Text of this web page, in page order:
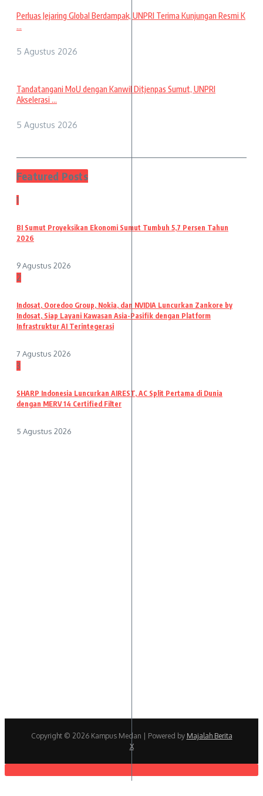
Perluas Jejaring Global Berdampak, UNPRI Terima Kunjungan Resmi K
...
5 Agustus 2026
Tandatangani MoU dengan Kanwil Ditjenpas Sumut, UNPRI
Akselerasi ...
5 Agustus 2026
Featured Posts
1
BI Sumut Proyeksikan Ekonomi Sumut Tumbuh 5,7 Persen Tahun
2026
9 Agustus 2026
2
Indosat, Ooredoo Group, Nokia, dan NVIDIA Luncurkan Zankore by
Indosat, Siap Layani Kawasan Asia-Pasifik dengan Platform
Infrastruktur AI Terintegerasi
7 Agustus 2026
3
SHARP Indonesia Luncurkan AIREST, AC Split Pertama di Dunia
dengan MERV 14 Certified Filter
5 Agustus 2026
Copyright © 2026 Kampus Medan | Powered by Majalah Berita
X